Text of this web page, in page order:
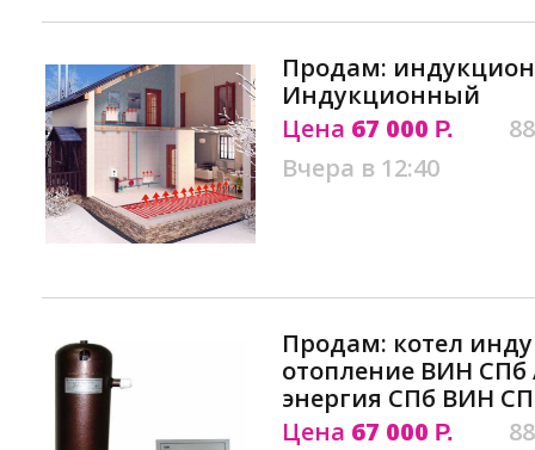
Продам:
Индукционный
Цена 67 000 Р.
Вчера в 12:40
Продам: котел
отопление ВИН СПб
энергия СПб ВИН
Цена 67 000 Р.